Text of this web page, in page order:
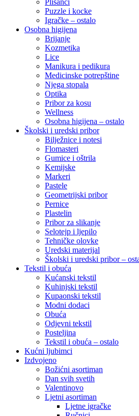
Plišanci
Puzzle i kocke
Igračke – ostalo
Osobna higijena
Brijanje
Kozmetika
Lice
Manikura i pedikura
Medicinske potrepštine
Njega stopala
Optika
Pribor za kosu
Wellness
Osobna higijena – ostalo
Školski i uredski pribor
Bilježnice i notesi
Flomasteri
Gumice i oštrila
Kemijske
Markeri
Pastele
Geometrijski pribor
Pernice
Plastelin
Pribor za slikanje
Selotejp i ljepilo
Tehničke olovke
Uredski materijal
Školski i uredski pribor –
Tekstil i obuća
Kućanski tekstil
Kuhinjski tekstil
Kupaonski tekstil
Modni dodaci
Obuća
Odjevni tekstil
Posteljina
Tekstil i obuća – ostalo
Kućni ljubimci
Izdvojeno
Božićni asortiman
Dan svih svetih
Valentinovo
Ljetni asortiman
Ljetne igračke